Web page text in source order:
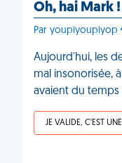
Oh, hai Mark !
Par youpiyoupiyop
Aujourd'hui, les
mal insonorisée,
avaient du temps
JE VALIDE, C'EST